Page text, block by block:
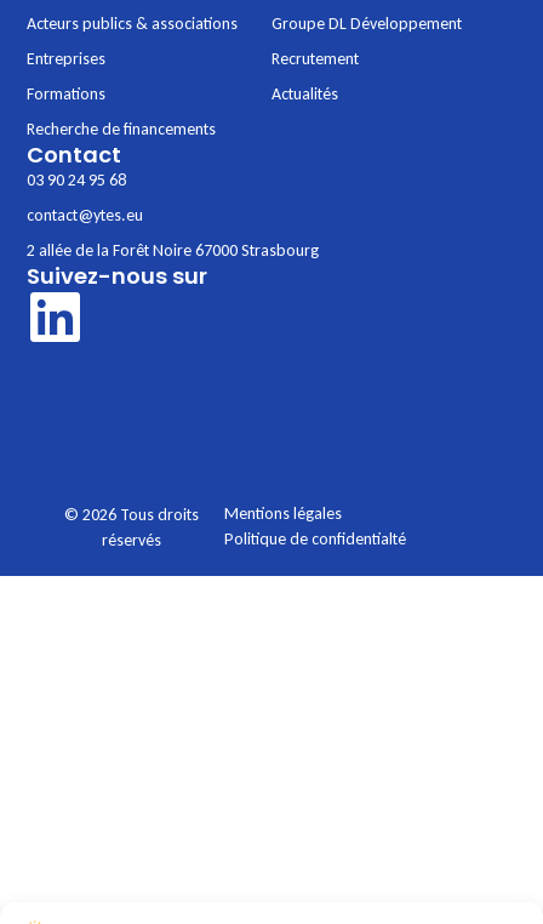
Acteurs publics & associations
Entreprises
Formations
Recherche de financements
Groupe DL Développement
Recrutement
Actualités
Contact
03 90 24 95 68
contact@ytes.eu
2 allée de la Forêt Noire 67000 Strasbourg
Suivez-nous sur
© 2026 Tous droits
réservés
Mentions légales
Politique de confidentialté